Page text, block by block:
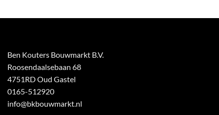
Ben Kouters Bouwmarkt B.V.
Roosendaalsebaan 68
4751RD Oud Gastel
0165-512920
info@bkbouwmarkt.nl